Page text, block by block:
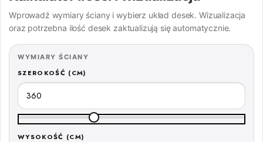
Wprowadź wymiary ściany i wybierz układ desek. Wizualizacja
oraz potrzebna ilość desek zaktualizują się automatycznie.
WYMIARY ŚCIANY
SZEROKOŚĆ (CM)
WYSOKOŚĆ (CM)